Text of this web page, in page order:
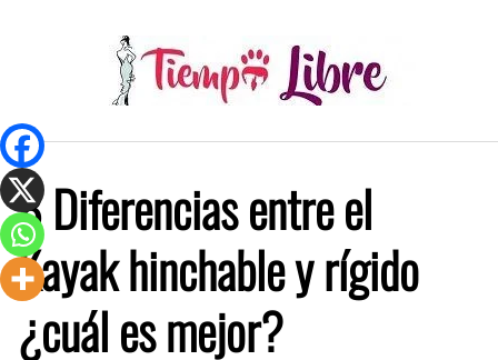
8 Diferencias entre el
Kayak hinchable y rígido
¿cuál es mejor?